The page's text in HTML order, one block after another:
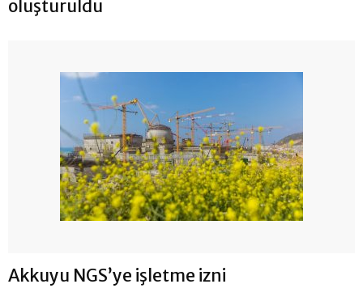
oluşturuldu
Akkuyu NGS’ye işletme izni